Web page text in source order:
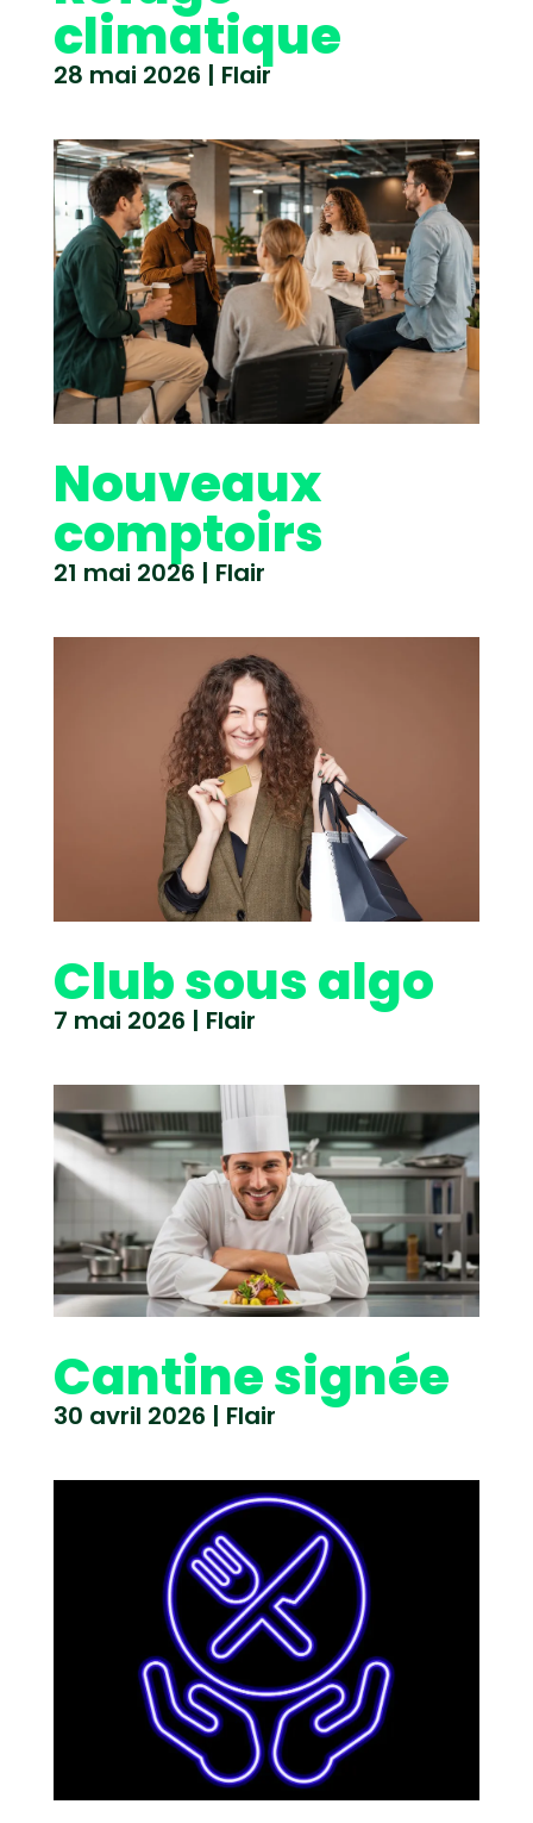
climatique
28 mai 2026 | Flair
Nouveaux
comptoirs
21 mai 2026 | Flair
Club sous algo
7 mai 2026 | Flair
Cantine signée
30 avril 2026 | Flair